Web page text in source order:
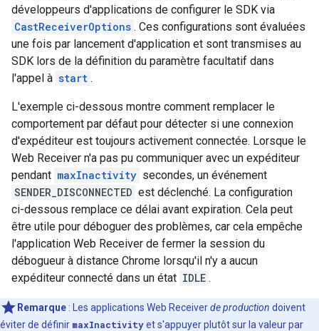
développeurs d'applications de configurer le SDK via
CastReceiverOptions . Ces configurations sont évaluées
une fois par lancement d'application et sont transmises au
SDK lors de la définition du paramètre facultatif dans
l'appel à start .
L'exemple ci-dessous montre comment remplacer le
comportement par défaut pour détecter si une connexion
d'expéditeur est toujours activement connectée. Lorsque le
Web Receiver n'a pas pu communiquer avec un expéditeur
pendant maxInactivity secondes, un événement
SENDER_DISCONNECTED est déclenché. La configuration
ci-dessous remplace ce délai avant expiration. Cela peut
être utile pour déboguer des problèmes, car cela empêche
l'application Web Receiver de fermer la session du
débogueur à distance Chrome lorsqu'il n'y a aucun
expéditeur connecté dans un état IDLE .
Remarque : Les applications Web Receiverde production doivent
éviter de définir maxInactivityet s'appuyer plutôt sur la valeur par